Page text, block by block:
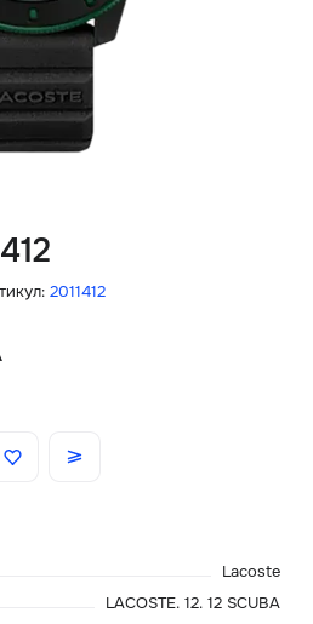
2011412
Lacoste
LACOSTE. 12. 12 SCUBA
часы
часы